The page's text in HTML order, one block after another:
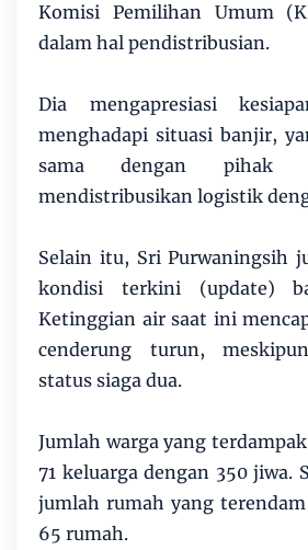
Komisi Pemilihan Umum
dalam hal pendistribusian.
Dia mengapresiasi
menghadapi situasi banjir,
sama dengan pihak
mendistribusikan logistik
Selain itu, Sri Purwaningsih
kondisi terkini (update)
Ketinggian air saat ini
cenderung turun,
status siaga dua.
Jumlah warga yang
71 keluarga dengan 350 jiwa.
jumlah rumah yang
65 rumah.